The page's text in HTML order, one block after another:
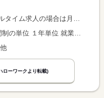
パート求人の場合は時間額を表示しています。
ローワークより転載)